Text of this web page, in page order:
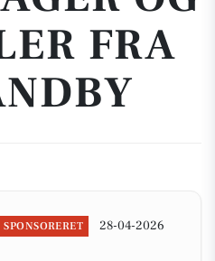
FRA
SPONSORERET
28-04-2026